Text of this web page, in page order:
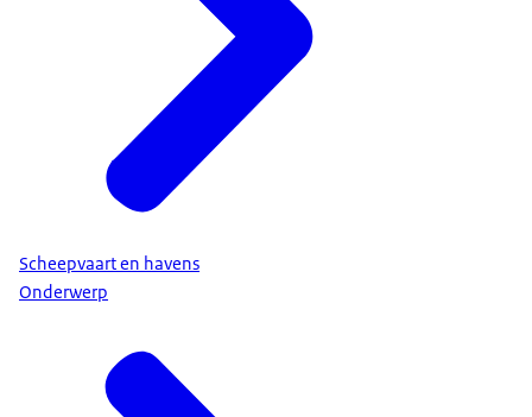
Scheepvaart en havens
Onderwerp